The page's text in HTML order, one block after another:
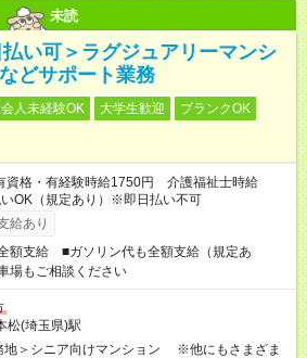
未読
い可＞ラグジュアリーマンシ
どサポート業務
人未経験OK 大学生歓迎
ブランクOK
格・有経験時給1750円 介護福祉士時給
OK（規定あり）※即日払い不可
給あり
額支給 ■ガソリン代も全額支給（規定あ
場もご相談ください
松(埼玉県)駅
地＞シニア向けマンション ※他にもさまざま